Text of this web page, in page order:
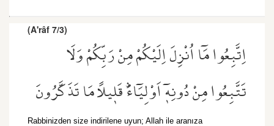
(A'râf 7/3)
اِتَّبِعُوا مَٓا اُنْزِلَ اِلَيْكُمْ مِنْ رَبِّكُمْ وَلَا
تَتَّبِعُوا مِنْ دُونِه۪ٓ اَوْلِيَٓاءَۜ قَل۪يلًا مَا تَذَكَّرُونَ
Rabbinizden size indirilene uyun; Allah ile aranıza